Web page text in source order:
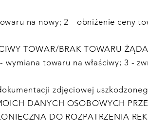
na nowy; 2 - obniżenie ceny
TOWAR/BRAK TOWARU
wymiana towaru na właściwy; 3 -
zdjęciowej
DANYCH OSOBOWYCH
DO ROZPATRZENIA